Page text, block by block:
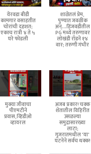
येरवडा बीडी
कामगार वसाहतीत
चोरांची दहशत;
एकाच रात्री ४ ते ५
घरे फोडली
शाळेतलं प्रेम,
पुण्यात जवळीक
अन्...हिंजवडीतील
PG मध्ये तरुणावर
लोखंडी रॉडने १४
वार; तरुणी गंभीर
मुक्या जीवाचा
पीएमटीने
प्रवास,व्हिडीओ
व्हायरल
अजब प्रकार! चक्क
शेतातील विहिरीत
उसळल्या
समुद्रासारख्या
लाटा;
गुजरातमधील 'या'
घटनेने सर्वच थक्क!